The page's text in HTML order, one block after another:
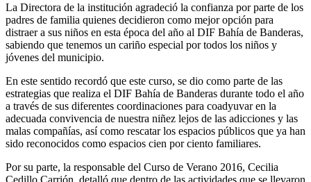
La Directora de la institución agradeció la confianza por parte de los
padres de familia quienes decidieron como mejor opción para
distraer a sus niños en esta época del año al DIF Bahía de Banderas,
sabiendo que tenemos un cariño especial por todos los niños y
jóvenes del municipio.
En este sentido recordó que este curso, se dio como parte de las
estrategias que realiza el DIF Bahía de Banderas durante todo el año
a través de sus diferentes coordinaciones para coadyuvar en la
adecuada convivencia de nuestra niñez lejos de las adicciones y las
malas compañías, así como rescatar los espacios públicos que ya han
sido reconocidos como espacios cien por ciento familiares.
Por su parte, la responsable del Curso de Verano 2016, Cecilia